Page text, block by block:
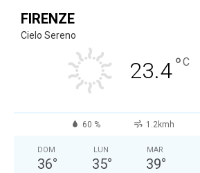
FIRENZE
Cielo Sereno
23.4°C
60 % 1.2kmh
DOM
36°
LUN
35°
MAR
39°